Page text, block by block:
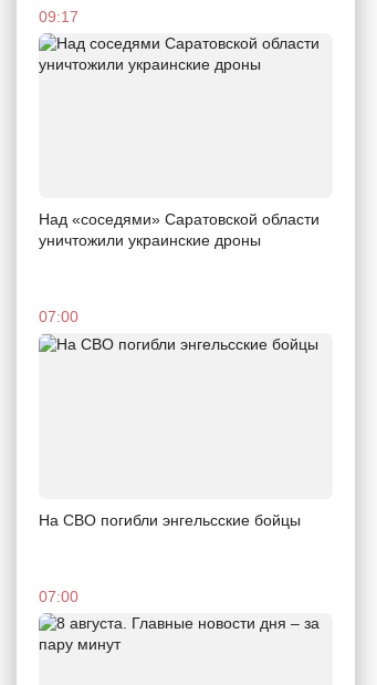
09:17
Над «соседями» Саратовской области
уничтожили украинские дроны
07:00
На СВО погибли энгельсские бойцы
07:00